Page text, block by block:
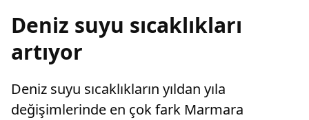
Deniz suyu sıcaklıkları
artıyor
Deniz suyu sıcaklıkların yıldan yıla
değişimlerinde en çok fark Marmara